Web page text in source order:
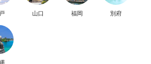
山口 福岡 別府